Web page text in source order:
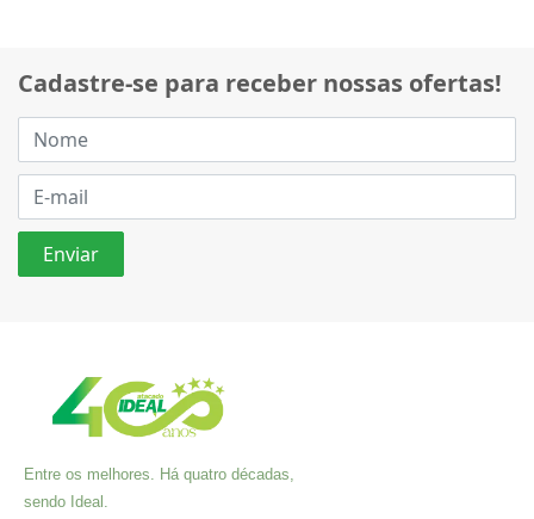
Cadastre-se para receber nossas ofertas!
Entre os melhores. Há quatro décadas,
sendo Ideal.